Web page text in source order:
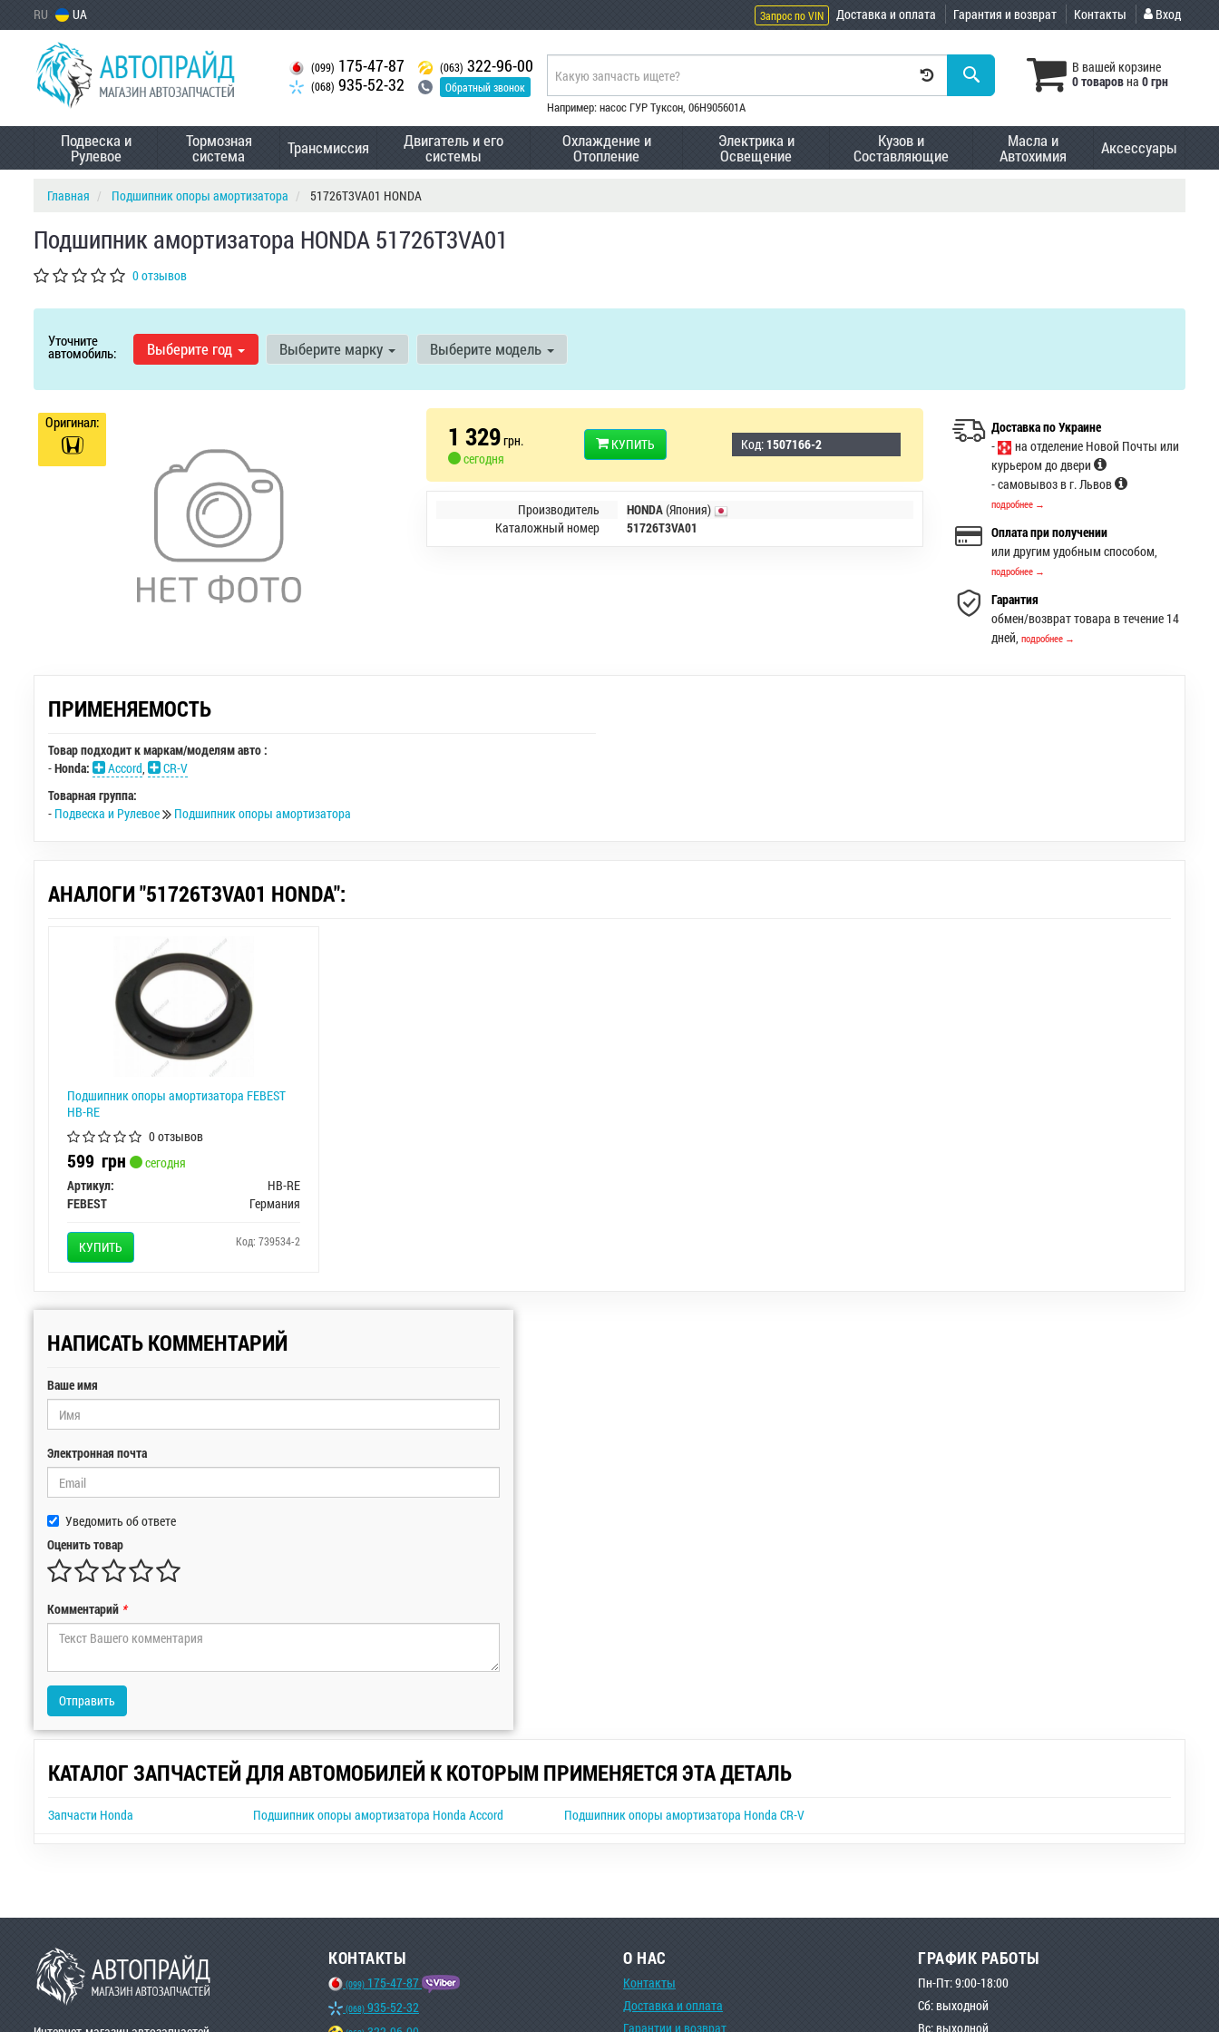
RU UA Запрос по VIN Доставка и оплата Гарантия и возврат Контакты Вход
(099) 175-47-87
(068) 935-52-32
(063) 322-96-00
Обратный звонок
В вашей корзине
0 товаровна 0 грн
Например: насос ГУР Туксон, 06H905601A
Подвеска и
Рулевое
Тормозная
система Трансмиссия Двигатель и его
системы
Охлаждение и
Отопление
Электрика и
Освещение
Кузов и
Составляющие
Масла и
Автохимия Аксессуары
Главная Подшипник опоры амортизатора 51726T3VA01 HONDA
Подшипник амортизатора HONDA 51726T3VA01
0 отзывов
Уточните
автомобиль: Выберите год Выберите марку Выберите модель
Оригинал: 1 329грн.
сегодня
КУПИТЬ Код: 1507166-2
Производитель HONDA(Япония)
Каталожный номер
51726T3VA01
Доставка по Украине
-
на отделение Новой Почты или
курьером до двери
- самовывоз в г. Львов
подробнее →
Оплата при получении
или другим удобным способом,
подробнее →
Гарантия
обмен/возврат товара в течение 14
дней,подробнее →
ПРИМЕНЯЕМОСТЬ
Товар подходит к маркам/моделям авто :
-Honda: Accord,
CR-V
Товарная группа:
- Подвеска и Рулевое Подшипник опоры амортизатора
АНАЛОГИ "51726T3VA01 HONDA":
Подшипник опоры амортизатора FEBEST
HB-RE
0 отзывов
599 грн
сегодня
Артикул:
HB-RE
FEBEST
Германия
КУПИТЬ Код: 739534-2
НАПИСАТЬ КОММЕНТАРИЙ
Ваше имя
Электронная почта
Уведомить об ответе
Оценить товар
Комментарий *
Отправить
КАТАЛОГ ЗАПЧАСТЕЙ ДЛЯ АВТОМОБИЛЕЙ К КОТОРЫМ ПРИМЕНЯЕТСЯ ЭТА ДЕТАЛЬ
Запчасти Honda Подшипник опоры амортизатора Honda Accord Подшипник опоры амортизатора Honda CR-V
КОНТАКТЫ
(099) 175-47-87
(068) 935-52-32
О НАС
Контакты
Доставка и оплата
Гарантии и возврат
ГРАФИК РАБОТЫ
Пн-Пт: 9:00-18:00
Сб: выходной
Вс: выходной